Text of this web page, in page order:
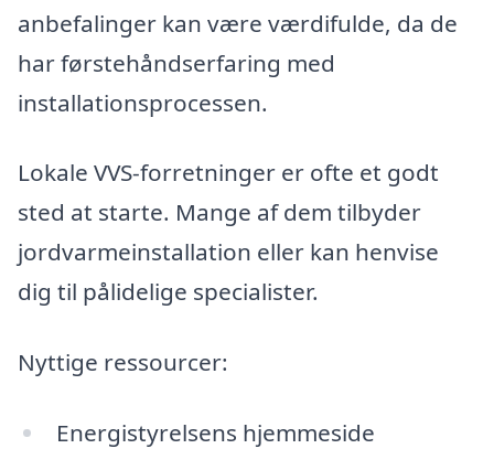
anbefalinger kan være værdifulde, da de
har førstehåndserfaring med
installationsprocessen.
Lokale VVS-forretninger er ofte et godt
sted at starte. Mange af dem tilbyder
jordvarmeinstallation eller kan henvise
dig til pålidelige specialister.
Nyttige ressourcer:
Energistyrelsens hjemmeside